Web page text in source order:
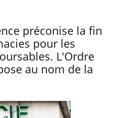
préconise la fin
pour les
L'Ordre
au nom de la